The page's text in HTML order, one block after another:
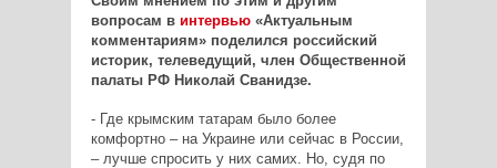
вопросам в интервью«Актуальным
комментариям» поделился российский
историк, телеведущий, член Общественной
палаты РФ Николай Сванидзе.
- Где крымским татарам было более
комфортно – на Украине или сейчас в России,
– лучше спросить у них самих. Но, судя по